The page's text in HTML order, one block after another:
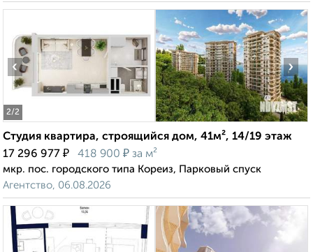
2/2
‹ ›
Студия квартира, строящийся дом, 41м², 14/19 этаж
17 296 977 ₽ 418 900 ₽ за м²
мкр. пос. городского типа Кореиз, Парковый спуск
Агентство, 06.08.2026